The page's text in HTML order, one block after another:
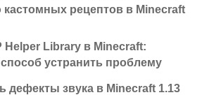
рецептов в Minecraft
Helper Library в Minecraft:
устранить проблему
дефекты звука в Minecraft 1.13